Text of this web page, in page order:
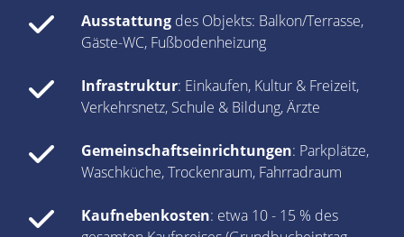
Ausstattungdes Objekts: Balkon/Terrasse,
Gäste-WC, Fußbodenheizung
Infrastruktur: Einkaufen, Kultur & Freizeit,
Verkehrsnetz, Schule & Bildung, Ärzte
Gemeinschaftseinrichtungen: Parkplätze,
Waschküche, Trockenraum, Fahrradraum
Kaufnebenkosten: etwa 10 - 15 % des